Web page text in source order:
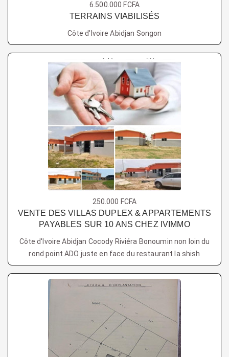
6.500.000 FCFA
TERRAINS VIABILISÉS
Côte d'Ivoire Abidjan Songon
250.000 FCFA
VENTE DES VILLAS DUPLEX & APPARTEMENTS
PAYABLES SUR 10 ANS CHEZ IVIMMO
Côte d'Ivoire Abidjan Cocody Riviéra Bonoumin non loin du
rond point ADO juste en face du restaurant la shish